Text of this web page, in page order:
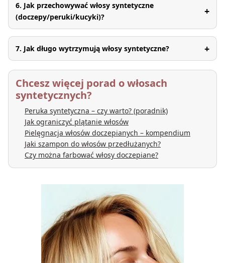
6. Jak przechowywać włosy syntetyczne
(doczepy/peruki/kucyki)?
+
7. Jak długo wytrzymują włosy syntetyczne? +
Chcesz więcej porad o włosach
syntetycznych?
Peruka syntetyczna – czy warto? (poradnik)
Jak ograniczyć plątanie włosów
Pielęgnacja włosów doczepianych – kompendium
Jaki szampon do włosów przedłużanych?
Czy można farbować włosy doczepiane?